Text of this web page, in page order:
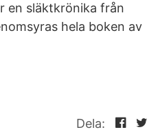
en släktkrönika från
hela boken av
Dela: